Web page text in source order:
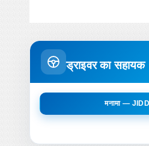
ड्राइवर का सहायक
मनामा —